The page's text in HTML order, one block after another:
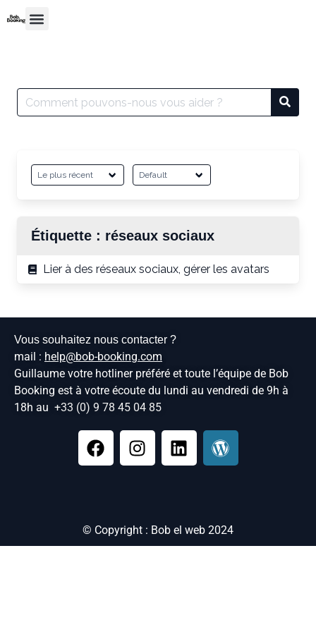
Étiquette : réseaux sociaux
Lier à des réseaux sociaux, gérer les avatars
Vous souhaitez nous contacter ?
mail : help@bob-booking.com
Guillaume votre hotliner préféré et toute l’équipe de Bob
Booking est à votre écoute du lundi au vendredi de 9h à
18h au +33 (0) 9 78 45 04 85
© Copyright : Bob el web 2024